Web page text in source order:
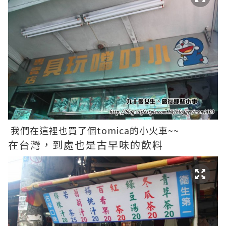
我們在這裡也買了個tomica的小火車~~
在台灣，到處也是古早味的飲料